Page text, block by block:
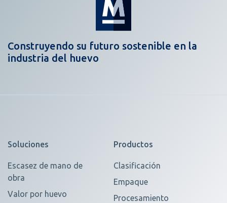
Construyendo su futuro sostenible en la
industria del huevo
Soluciones
Escasez de mano de
obra
Valor por huevo
Productos
Clasificación
Empaque
Procesamiento